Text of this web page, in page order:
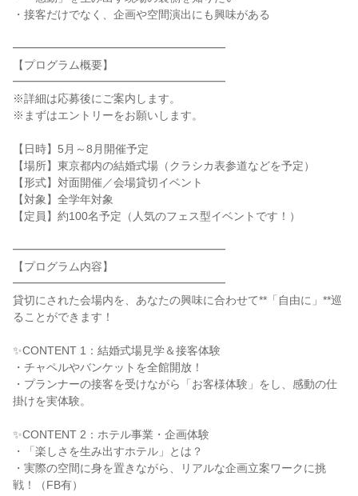
・接客だけでなく、企画や空間演出にも興味がある
━━━━━━━━━━━━━━━━━━━
【プログラム概要】
━━━━━━━━━━━━━━━━━━━
※詳細は応募後にご案内します。
※まずはエントリーをお願いします。
【日時】5月～8月開催予定
【場所】東京都内の結婚式場（クラシカ表参道などを予定）
【形式】対面開催／会場貸切イベント
【対象】全学年対象
【定員】約100名予定（人気のフェス型イベントです！）
━━━━━━━━━━━━━━━━━━━
【プログラム内容】
━━━━━━━━━━━━━━━━━━━
貸切にされた会場内を、あなたの興味に合わせて**「自由に」**巡
ることができます！
✨CONTENT 1：結婚式場見学＆接客体験
・チャペルやバンケットを全館開放！
・プランナーの接客を受けながら「お客様体験」をし、感動の仕
掛けを実体験。
✨CONTENT 2：ホテル事業・企画体験
・「楽しさを生み出すホテル」とは？
・実際の空間に身を置きながら、リアルな企画立案ワークに挑
戦！（FB有）